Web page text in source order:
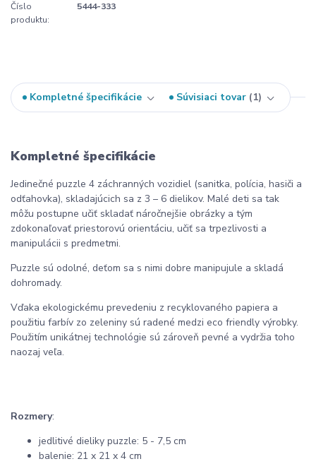
Číslo
produktu:
5444-333
Kompletné špecifikácie Súvisiaci tovar 1
Kompletné špecifikácie
Jedinečné puzzle 4 záchranných vozidiel (sanitka, polícia, hasiči a
odťahovka), skladajúcich sa z 3 – 6 dielikov. Malé deti sa tak
môžu postupne učiť skladať náročnejšie obrázky a tým
zdokonaľovať priestorovú orientáciu, učiť sa trpezlivosti a
manipulácii s predmetmi.
Puzzle sú odolné, deťom sa s nimi dobre manipujule a skladá
dohromady.
Vďaka ekologickému prevedeniu z recyklovaného papiera a
použitiu farbív zo zeleniny sú radené medzi eco friendly výrobky.
Použitím unikátnej technológie sú zároveň pevné a vydržia toho
naozaj veľa.
Rozmery:
jedlitivé dieliky puzzle: 5 - 7,5 cm
balenie: 21 x 21 x 4 cm